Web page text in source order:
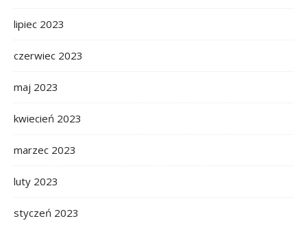
lipiec 2023
czerwiec 2023
maj 2023
kwiecień 2023
marzec 2023
luty 2023
styczeń 2023